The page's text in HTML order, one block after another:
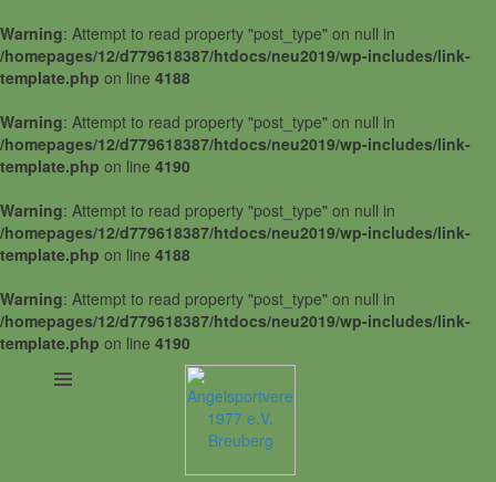
Warning: Attempt to read property "post_type" on null in
/homepages/12/d779618387/htdocs/neu2019/wp-includes/link-
template.php on line 4188
Warning: Attempt to read property "post_type" on null in
/homepages/12/d779618387/htdocs/neu2019/wp-includes/link-
template.php on line 4190
Warning: Attempt to read property "post_type" on null in
/homepages/12/d779618387/htdocs/neu2019/wp-includes/link-
template.php on line 4188
Warning: Attempt to read property "post_type" on null in
/homepages/12/d779618387/htdocs/neu2019/wp-includes/link-
template.php on line 4190